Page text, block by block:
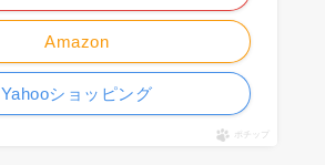
Amazon
Yahooショッピング
ポチップ